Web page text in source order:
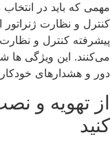
مهمی که باید در انتخاب
کنترل و نظارت
پیشرفته کنترل و
می‌کنند. این ویژگی‌ ها
دور و هشدارهای
از تهویه و
کنید